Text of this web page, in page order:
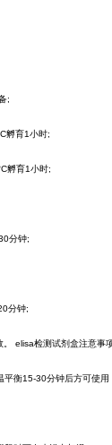
;
孵育1小时;
孵育1小时;
分钟;
分钟;
elisa检测试剂盒注意事
平衡15-30分钟后方可使